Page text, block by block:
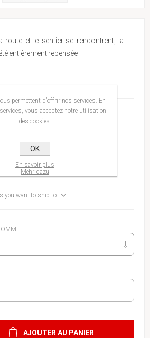
route et le sentier se rencontrent, la
entièrement repensée
you want to ship to
AJOUTER AU PANIER
permettent d'offrir nos services. En
vous acceptez notre utilisation
des cookies.
OK
En savoir plus
Mehr dazu